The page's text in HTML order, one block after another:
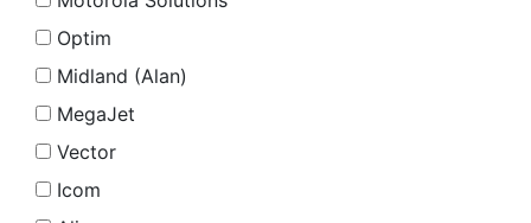
Optim
Midland (Alan)
MegaJet
Vector
Icom